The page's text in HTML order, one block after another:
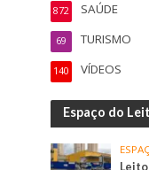
SAÚDE
872
TURISMO
69
VÍDEOS
140
Espaço do